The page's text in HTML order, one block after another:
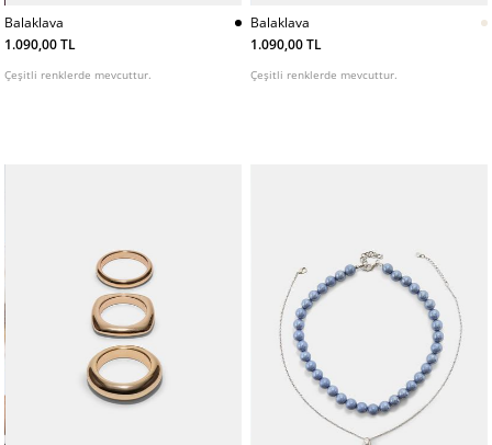
Balaklava
1.090,00 TL
Çeşitli renklerde mevcuttur.
Balaklava
1.090,00 TL
Çeşitli renklerde mevcuttur.